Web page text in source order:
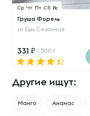
Ср Чт Пт Сб Вс
Груша Форель
от Ешь Сезонное
331 / 500 г
Другие ищут:
Манго Ананас